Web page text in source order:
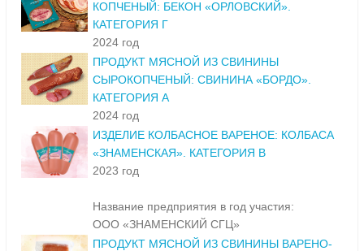
КОПЧЕНЫЙ: БЕКОН «ОРЛОВСКИЙ».
КАТЕГОРИЯ Г
2024 год
ПРОДУКТ МЯСНОЙ ИЗ СВИНИНЫ
СЫРОКОПЧЕНЫЙ: СВИНИНА «БОРДО».
КАТЕГОРИЯ А
2024 год
ИЗДЕЛИЕ КОЛБАСНОЕ ВАРЕНОЕ: КОЛБАСА
«ЗНАМЕНСКАЯ». КАТЕГОРИЯ В
2023 год
Название предприятия в год участия:
ООО «ЗНАМЕНСКИЙ СГЦ»
ПРОДУКТ МЯСНОЙ ИЗ СВИНИНЫ ВАРЕНО-